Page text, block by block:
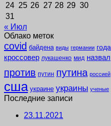
24 25 26 27 28 29 30
31
« Июл
Облако меток
covid байдена виды германии года
кроссовер лукашенко мид назвал
против путин путина россией
сша украине украины ученые
Последние записи
23.11.2021